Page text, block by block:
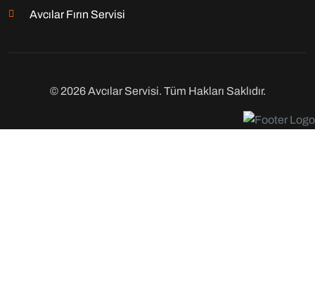
Avcılar Fırın Servisi
© 2026 Avcılar Servisi. Tüm Hakları Saklıdır.